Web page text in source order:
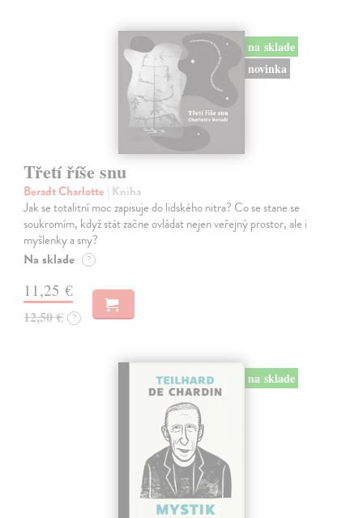
na sklade
novinka
Třetí říše snu
Beradt Charlotte | Kniha
Jak se totalitní moc zapisuje do lidského nitra? Co se stane se
soukromím, když stát začne ovládat nejen veřejný prostor, ale i
myšlenky a sny?
Na sklade ?
11,25 €
12,50 € ?
na sklade